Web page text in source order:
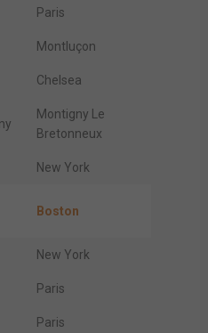
Paris
Montluçon
Chelsea
Montigny Le
Bretonneux
New York
Boston
New York
Paris
Paris